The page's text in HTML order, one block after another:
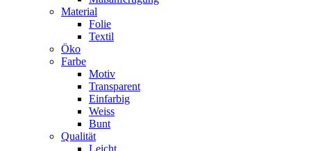
Material
Folie
Textil
Öko
Farbe
Motiv
Transparent
Einfarbig
Weiss
Bunt
Qualität